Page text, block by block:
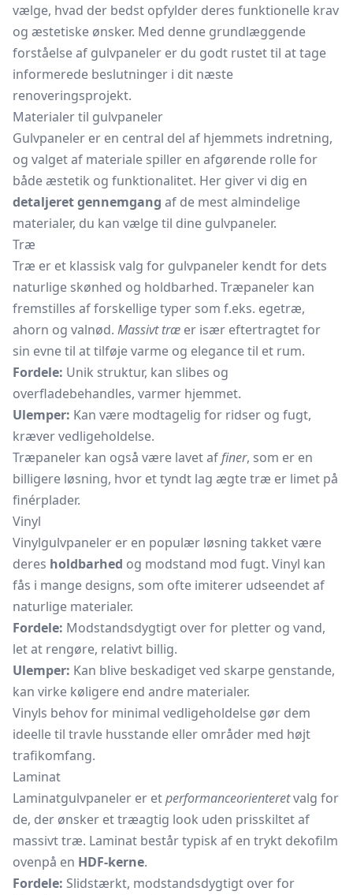
vælge, hvad der bedst opfylder deres funktionelle krav
og æstetiske ønsker. Med denne grundlæggende
forståelse af gulvpaneler er du godt rustet til at tage
informerede beslutninger i dit næste
renoveringsprojekt.
Materialer til gulvpaneler
Gulvpaneler er en central del af hjemmets indretning,
og valget af materiale spiller en afgørende rolle for
både æstetik og funktionalitet. Her giver vi dig en
detaljeret gennemgang af de mest almindelige
materialer, du kan vælge til dine gulvpaneler.
Træ
Træ er et klassisk valg for gulvpaneler kendt for dets
naturlige skønhed og holdbarhed. Træpaneler kan
fremstilles af forskellige typer som f.eks. egetræ,
ahorn og valnød. Massivt træ er især eftertragtet for
sin evne til at tilføje varme og elegance til et rum.
Fordele: Unik struktur, kan slibes og
overfladebehandles, varmer hjemmet.
Ulemper: Kan være modtagelig for ridser og fugt,
kræver vedligeholdelse.
Træpaneler kan også være lavet affiner, som er en
billigere løsning, hvor et tyndt lag ægte træ er limet på
finérplader.
Vinyl
Vinylgulvpaneler er en populær løsning takket være
deres holdbarhed og modstand mod fugt. Vinyl kan
fås i mange designs, som ofte imiterer udseendet af
naturlige materialer.
Fordele: Modstandsdygtigt over for pletter og vand,
let at rengøre, relativt billig.
Ulemper: Kan blive beskadiget ved skarpe genstande,
kan virke køligere end andre materialer.
Vinyls behov for minimal vedligeholdelse gør dem
ideelle til travle husstande eller områder med højt
trafikomfang.
Laminat
Laminatgulvpaneler er etperformanceorienteretvalg for
de, der ønsker et træagtig look uden prisskiltet af
massivt træ. Laminat består typisk af en trykt dekofilm
ovenpå en HDF-kerne.
Fordele: Slidstærkt, modstandsdygtigt over for